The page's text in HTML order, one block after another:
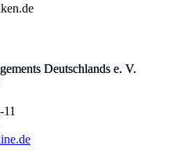
Deutschlands e. V.